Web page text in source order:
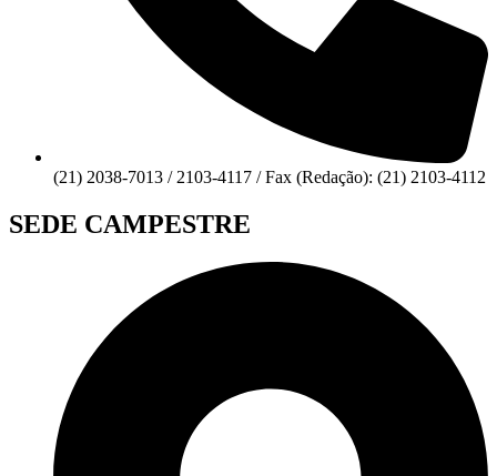
(21) 2038-7013 / 2103-4117 / Fax (Redação): (21) 2103-4112
SEDE CAMPESTRE